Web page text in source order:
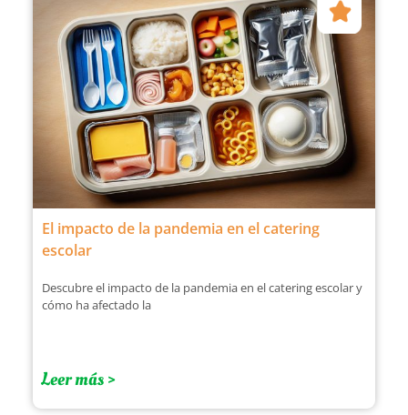
El impacto de la pandemia en el catering
escolar
Descubre el impacto de la pandemia en el catering escolar y
cómo ha afectado la
Leer más >